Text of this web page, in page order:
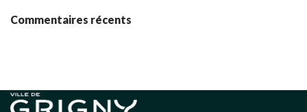
Commentaires récents